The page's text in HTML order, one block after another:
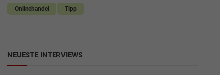
Onlinehandel Tipp
NEUESTE INTERVIEWS